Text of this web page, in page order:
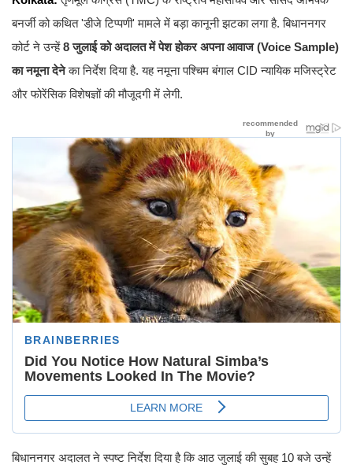
बनर्जी को कथित 'डीजे टिप्पणी' मामले में बड़ा कानूनी झटका लगा है. बिधाननगर
कोर्ट ने उन्हें8 जुलाई को अदालत में पेश होकर अपना आवाज (Voice Sample)
का नमूना देनेका निर्देश दिया है. यह नमूना पश्चिम बंगाल CID न्यायिक मजिस्ट्रेट
और फोरेंसिक विशेषज्ञों की मौजूदगी में लेगी.
बिधाननगर अदालत ने स्पष्ट निर्देश दिया है कि आठ जुलाई की सुबह 10 बजे उन्हें